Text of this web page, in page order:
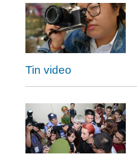
Tin video